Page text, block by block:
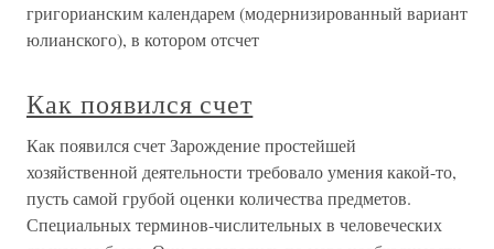
григорианским календарем (модернизированный вариант
юлианского), в котором отсчет
Как появился счет
Как появился счет Зарождение простейшей
хозяйственной деятельности требовало умения какой-то,
пусть самой грубой оценки количества предметов.
Специальных терминов-числительных в человеческих